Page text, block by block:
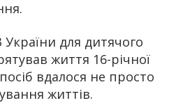
для дитячого
життя 16-річної
вдалося не просто
життів.